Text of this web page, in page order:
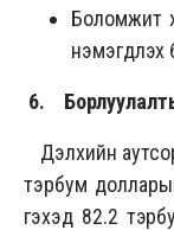
Боломжит
6.
Дэлхийн
тэрбум
гэхэд 82.2